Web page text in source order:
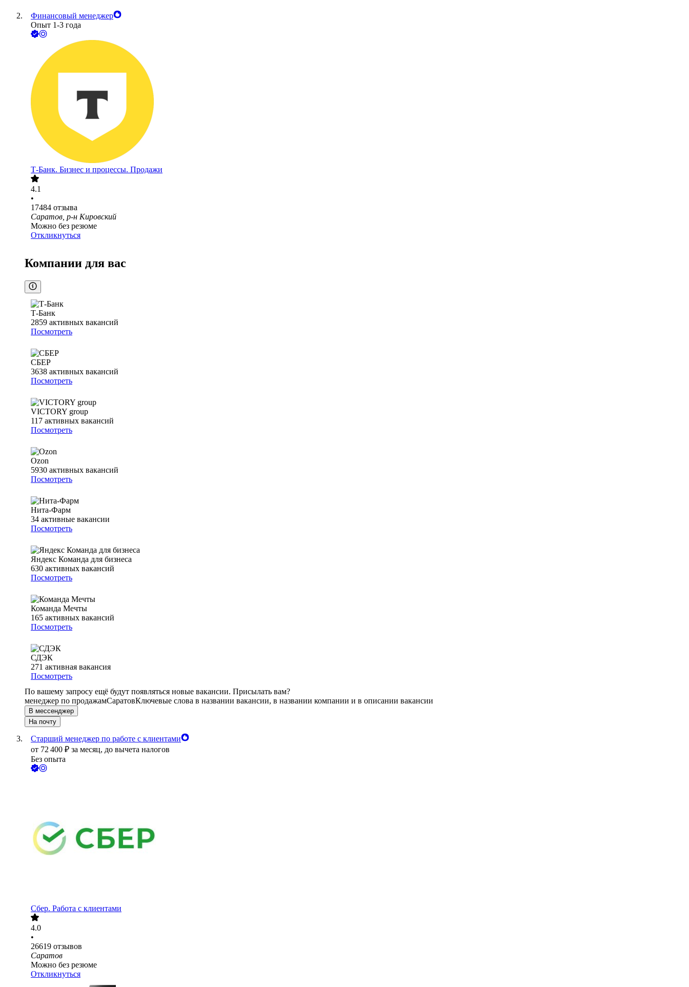
Финансовый менеджер
Опыт 1-3 года
Т-Банк. Бизнес и процессы. Продажи
4.1
•
17484 отзыва
Саратов, р-н Кировский
Можно без резюме
Откликнуться
Компании для вас
Т-Банк
2859 активных вакансий
Посмотреть
СБЕР
3638 активных вакансий
Посмотреть
VICTORY group
117 активных вакансий
Посмотреть
Ozon
5930 активных вакансий
Посмотреть
Нита-Фарм
34 активные вакансии
Посмотреть
Яндекс Команда для бизнеса
630 активных вакансий
Посмотреть
Команда Мечты
165 активных вакансий
Посмотреть
СДЭК
271 активная вакансия
Посмотреть
По вашему запросу ещё будут появляться новые вакансии. Присылать вам?
менеджер по продажамСаратовКлючевые слова в названии вакансии, в названии компании и в описании вакансии
В мессенджер
На почту
Старший менеджер по работе с клиентами
от 72 400 ₽ за месяц, до вычета налогов
Без опыта
Сбер. Работа с клиентами
4.0
•
26619 отзывов
Саратов
Можно без резюме
Откликнуться